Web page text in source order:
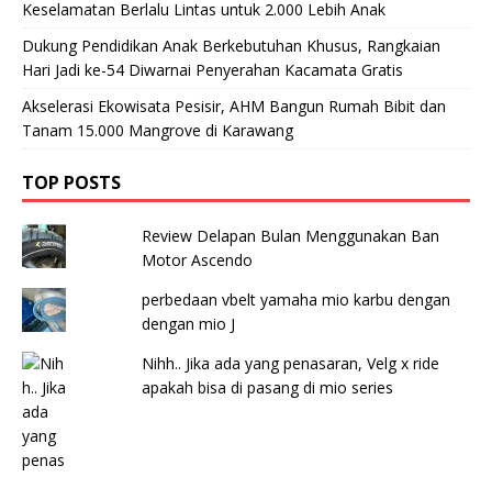
Keselamatan Berlalu Lintas untuk 2.000 Lebih Anak
Dukung Pendidikan Anak Berkebutuhan Khusus, Rangkaian
Hari Jadi ke-54 Diwarnai Penyerahan Kacamata Gratis
Akselerasi Ekowisata Pesisir, AHM Bangun Rumah Bibit dan
Tanam 15.000 Mangrove di Karawang
TOP POSTS
Review Delapan Bulan Menggunakan Ban
Motor Ascendo
perbedaan vbelt yamaha mio karbu dengan
dengan mio J
Nihh.. Jika ada yang penasaran, Velg x ride
apakah bisa di pasang di mio series